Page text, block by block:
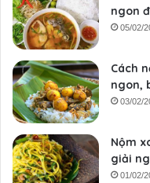
ngon
05/02/
Cách
ngon,
03/02/
Nộm
giải
01/02/